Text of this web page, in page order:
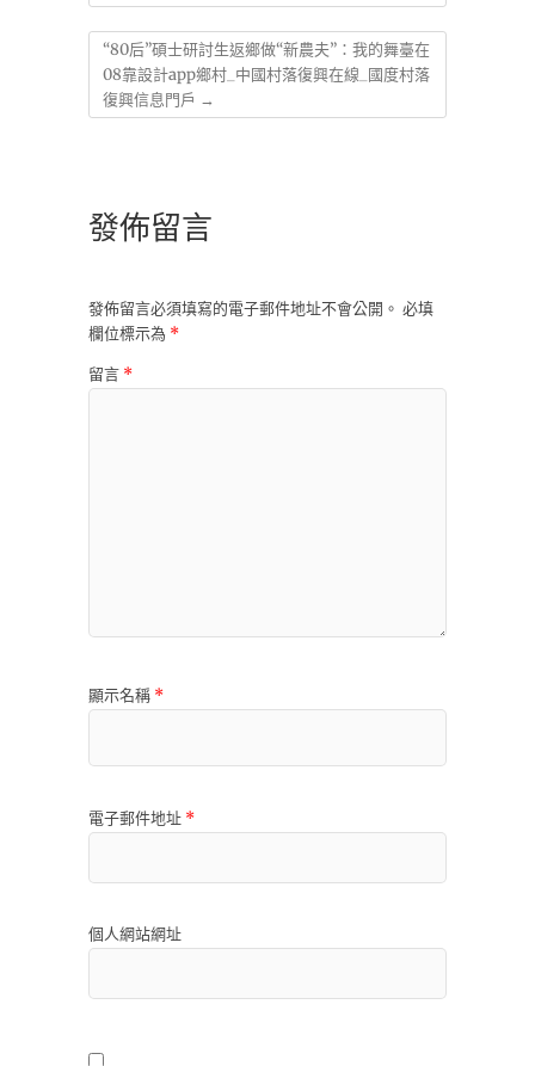
“80后”碩士研討生返鄉做“新農夫”：我的舞臺在
08靠設計app鄉村_中國村落復興在線_國度村落
復興信息門戶 →
發佈留言
發佈留言必須填寫的電子郵件地址不會公開。 必填
欄位標示為 *
留言 *
顯示名稱 *
電子郵件地址 *
個人網站網址